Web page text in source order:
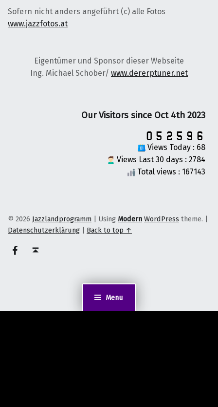
Menu
Sofern nicht anders angeführt (c) alle Fotos
www.jazzfotos.at
Eigentümer und Sponsor dieser Webseite
Ing. Michael Schober/ www.dererptuner.net
Our Visitors since Oct 4th 2023
Views Today : 68
Views Last 30 days : 2784
Total views : 167143
© 2026 Jazzlandprogramm | Using Modern WordPress theme. |
Datenschutzerklärung | Back to top ↑